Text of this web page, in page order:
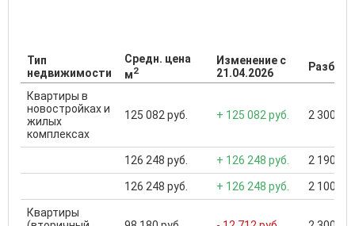
Тип
недвижимости
Средн. цена
м2
Изменение с
21.04.2026
Квартиры в
новостройках и
жилых
комплексах
125 082 руб. + 125 082 руб. 2 300
126 248 руб. + 126 248 руб. 2 190
126 248 руб. + 126 248 руб. 2 100
Квартиры